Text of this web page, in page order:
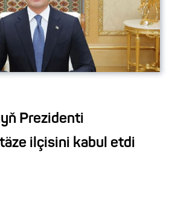
Prezidenti
ilçisini kabul etdi